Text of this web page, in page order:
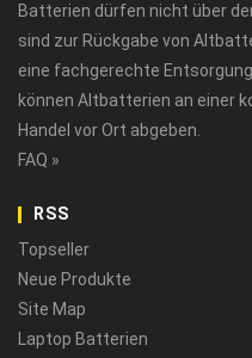
Batterien dürfen nicht über
sind zur Rückgabe von
eine fachgerechte
können Altbatterien an einer
Handel vor Ort abgeben.
FAQ »
RSS
Topseller
Neue Produkte
Site Map
Laptop Batterien